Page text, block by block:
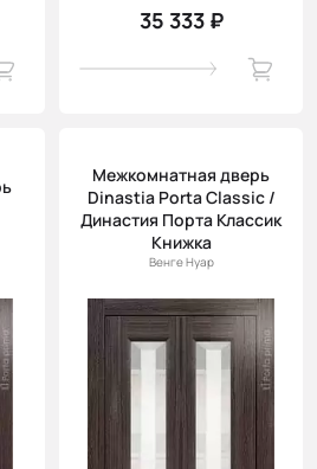
35 333 ₽
Межкомнатная дверь
Dinastia Porta Classic /
Династия Порта Классик
Книжка
Венге Нуар